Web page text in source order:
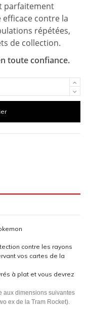
parfaitement
contre la
répétées,
de collection.
toute confiance.
contre les rayons
vos cartes de la
à plat et vous devrez
aux dimensions suivantes
ex de la Tram Rocket).